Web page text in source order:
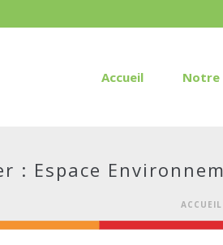
Accueil Notre
: Espace
ACCUEIL